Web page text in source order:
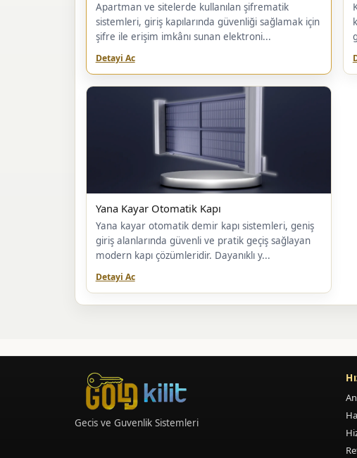
Apartman ve sitelerde kullanılan şifrematik
sistemleri, giriş kapılarında güvenliği sağlamak için
şifre ile erişim imkânı sunan elektroni...
Detayi Ac
Yana Kayar Otomatik Kapı
Yana kayar otomatik demir kapı sistemleri, geniş
giriş alanlarında güvenli ve pratik geçiş sağlayan
modern kapı çözümleridir. Dayanıklı y...
Detayi Ac
Gecis ve Guvenlik Sistemleri